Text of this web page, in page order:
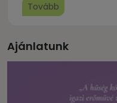
Tovább
Ajánlatunk